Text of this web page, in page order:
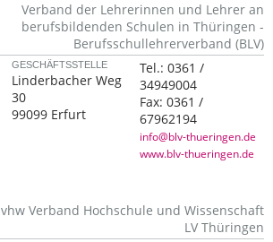
Verband der Lehrerinnen und Lehrer an
berufsbildenden Schulen in Thüringen -
Berufsschullehrerverband (BLV)
GESCHÄFTSSTELLE
Linderbacher Weg
30
99099 Erfurt
Tel.:0361 /
34949004
Fax:0361 /
67962194
info@blv-thueringen.de
www.blv-thueringen.de
vhw Verband Hochschule und Wissenschaft
LV Thüringen